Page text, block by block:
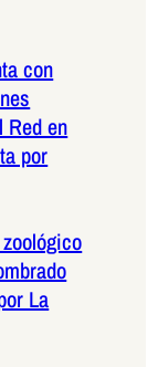
con
Red en
por
La